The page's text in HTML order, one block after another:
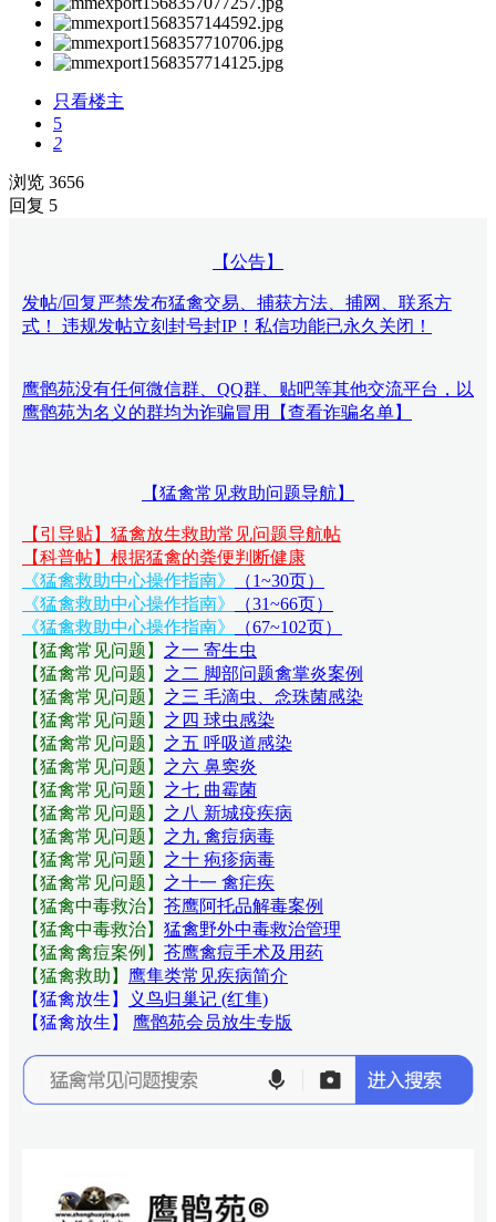
只看楼主
5
2
浏览 3656
回复 5
【公告】
发帖/回复严禁发布猛禽交易、捕获方法、捕网、联系方
式！ 违规发帖立刻封号封IP！私信功能已永久关闭！
鹰鹘苑没有任何微信群、QQ群、贴吧等其他交流平台，以
鹰鹘苑为名义的群均为诈骗冒用【查看诈骗名单】
【猛禽常见救助问题导航】
【引导贴】猛禽放生救助常见问题导航帖
【科普帖】根据猛禽的粪便判断健康
《猛禽救助中心操作指南》
（1~30页）
《猛禽救助中心操作指南》
（31~66页）
《猛禽救助中心操作指南》
（67~102页）
【猛禽常见问题 】 之一 寄生虫
【猛禽常见问题 】 之二 脚部问题禽掌炎案例
【猛禽常见问题 】 之三 毛滴虫、念珠菌感染
【猛禽常见问题 】 之四 球虫感染
【猛禽常见问题 】 之五 呼吸道感染
【猛禽常见问题 】 之六 鼻窦炎
【猛禽常见问题 】 之七 曲霉菌
【猛禽常见问题 】 之八 新城疫疾病
【猛禽常见问题 】 之九 禽痘病毒
【猛禽常见问题 】 之十 疱疹病毒
【猛禽常见问题 】 之十一 禽疟疾
【猛禽中毒救治】 苍鹰阿托品解毒案例
【猛禽中毒救治】 猛禽野外中毒救治管理
【猛禽禽痘案例】 苍鹰禽痘手术及用药
【猛禽救助】 鹰隼类常见疾病简介
【猛禽放生】
义鸟归巢记 (红隼)
【猛禽放生】
鹰鹘苑会员放生专版